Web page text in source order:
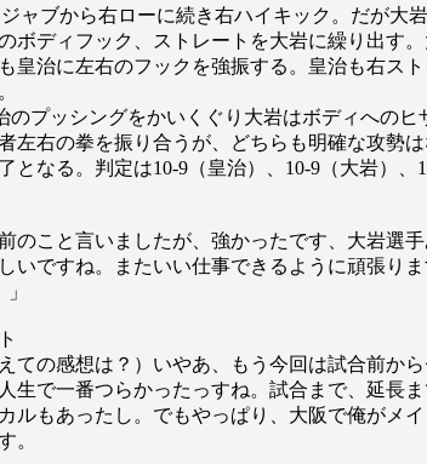
ャブから右ローに続き右ハイキック。だが大
ボディフック、ストレートを大岩に繰り出す
皇治に左右のフックを強振する。皇治も右ス
プッシングをかいくぐり大岩はボディへの
左右の拳を振り合うが、どちらも明確な攻勢
となる。判定は10-9（皇治）、10-9（大岩）
前のこと言いましたが、強かったです、大岩
いですね。またいい仕事できるように頑張り
えての感想は？）いやあ、もう今回は試合前
生で一番つらかったっすね。試合まで、延長
ルもあったし。でもやっぱり、大阪で俺がメ
。